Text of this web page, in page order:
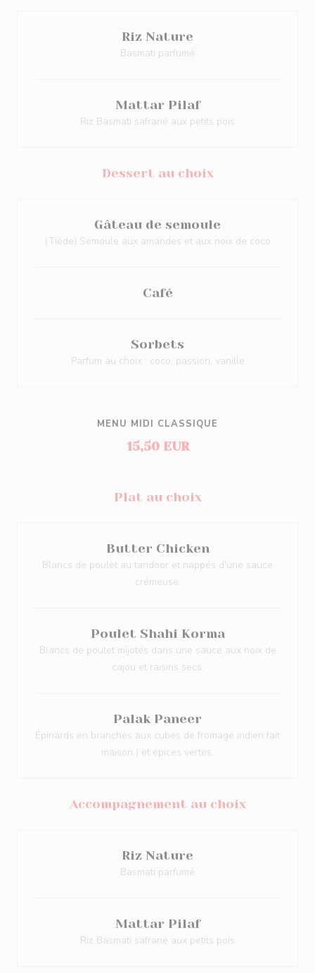
Riz Nature
Basmati parfumé
Mattar Pilaf
Riz Basmati safrané aux petits pois
Dessert au choix
Gâteau de semoule
(Tiède) Semoule aux amandes et aux noix de coco
Café
Sorbets
Parfum au choix : coco, passion, vanille
MENU MIDI CLASSIQUE
15,50 EUR
Plat au choix
Butter Chicken
Blancs de poulet au tandoor et nappés d'une sauce
crémeuse.
Poulet Shahi Korma
Blancs de poulet mijotés dans une sauce aux noix de
cajou et raisins secs.
Palak Paneer
Épinards en branches aux cubes de fromage indien fait
maison ) et épices vertes.
Accompagnement au choix
Riz Nature
Basmati parfumé
Mattar Pilaf
Riz Basmati safrané aux petits pois